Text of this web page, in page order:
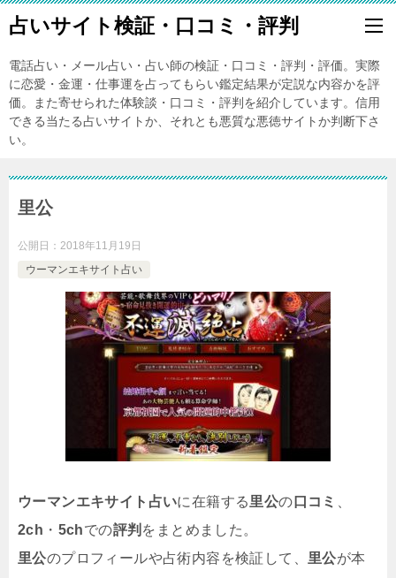
占いサイト検証・口コミ・評判
電話占い・メール占い・占い師の検証・口コミ・評判・評価。実際
に恋愛・金運・仕事運を占ってもらい鑑定結果が定説な内容かを評
価。また寄せられた体験談・口コミ・評判を紹介しています。信用
できる当たる占いサイトか、それとも悪質な悪徳サイトか判断下さ
い。
里公
公開日： 2018年11月19日
ウーマンエキサイト占い
ウーマンエキサイト占いに在籍する里公の 口コミ
2ch ・ 5chでの評判 をまとめました。
里公のプロフィールや占術内容を検証して、 里公が本